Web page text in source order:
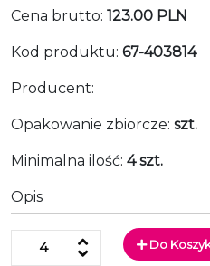
Cena brutto: 123.00 PLN
Kod produktu: 67-403814
Producent:
Opakowanie zbiorcze: szt.
Minimalna ilość: 4 szt.
Opis
Do